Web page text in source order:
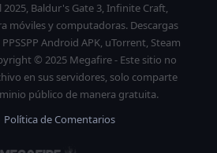
Baldur's Gate 3, Infinite Craft,
móviles y computadoras. Descargas
Android APK, uTorrent, Steam
© 2025 Megafire - Este sitio no
en sus servidores, solo comparte
público de manera gratuita.
Política de Comentarios